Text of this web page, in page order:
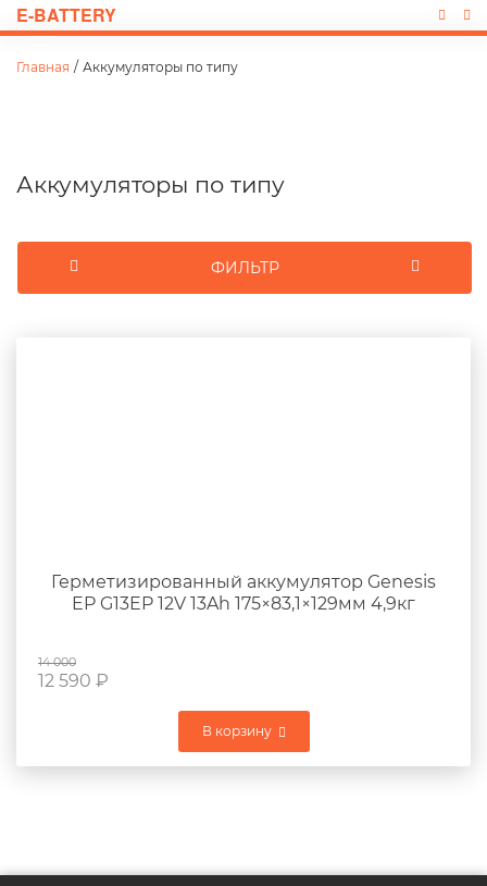
E-BATTERY
Главная / Аккумуляторы по типу
Аккумуляторы по типу
Герметизированный аккумулятор Genesis
EP G13EP 12V 13Ah 175×83,1×129мм 4,9кг
14 000
12 590 ₽
В корзину
ФИЛЬТР